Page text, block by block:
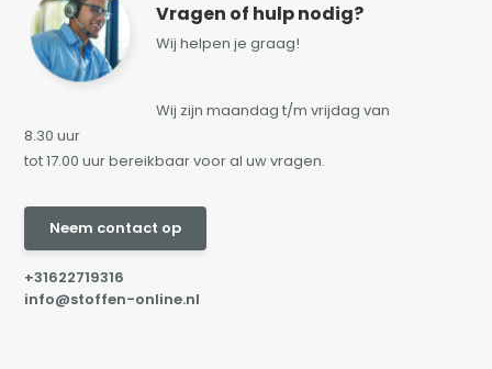
Vragen of hulp nodig?
Wij helpen je graag!
Wij zijn maandag t/m vrijdag van
8.30 uur
tot 17.00 uur bereikbaar voor al uw vragen.
Neem contact op
+31622719316
info@stoffen-online.nl